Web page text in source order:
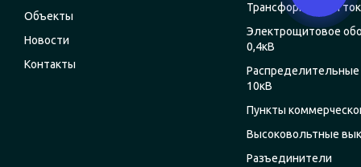
Объекты
Новости
Контакты
Трансформаторы
Электрощитовое
0,4кВ
Распределительные
10кВ
Пункты
Высоковольтные
Разъединители